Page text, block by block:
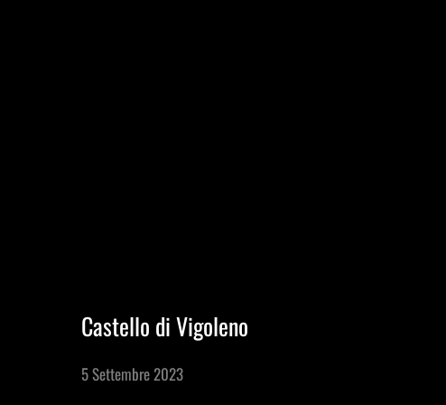
Castello di Vigoleno
5 Settembre 2023
Esperienze in Giornata
Esperienze Ispirazionali